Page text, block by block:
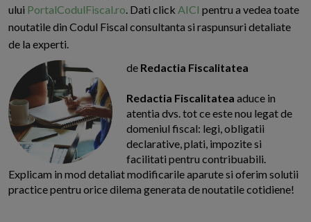
ului PortalCodulFiscal.ro. Dati click AICI pentru a vedea toate
noutatile din Codul Fiscal consultanta si raspunsuri detaliate
de la experti.
de Redactia Fiscalitatea
Redactia Fiscalitatea aduce in
atentia dvs. tot ce este nou legat de
domeniul fiscal: legi, obligatii
declarative, plati, impozite si
facilitati pentru contribuabili.
Explicam in mod detaliat modificarile aparute si oferim solutii
practice pentru orice dilema generata de noutatile cotidiene!